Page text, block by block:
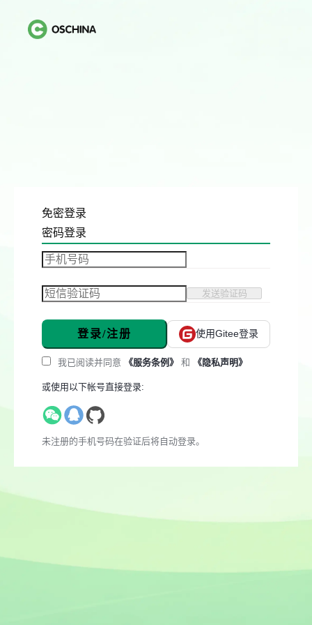
免密登录
密码登录
发送验证码
登录/注册 使用Gitee登录
我已阅读并同意 《服务条例》 和 《隐私声明》
或使用以下帐号直接登录:
未注册的手机号码在验证后将自动登录。